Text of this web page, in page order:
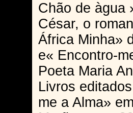
Chão de àgua
César, o
África Minha»
e« Encontro-
Poeta Maria
Livros
me a Alma»